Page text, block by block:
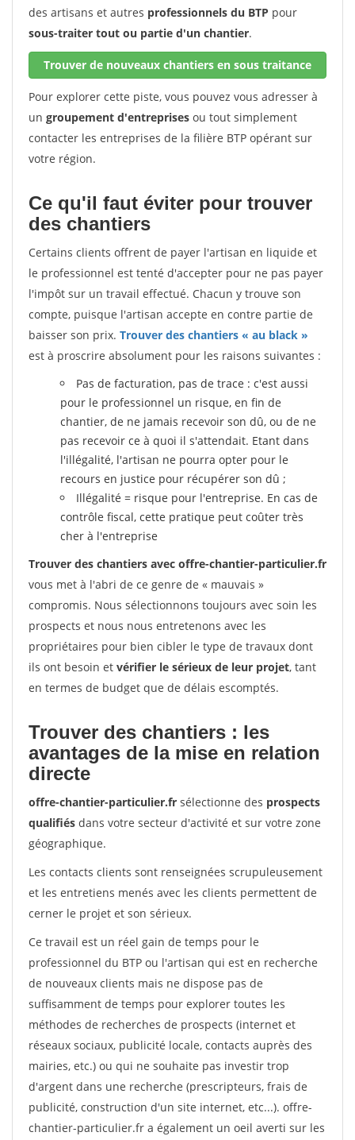
des artisans et autres professionnels du BTP pour
sous-traiter tout ou partie d'un chantier.
Trouver de nouveaux chantiers en sous traitance
Pour explorer cette piste, vous pouvez vous adresser à
un groupement d'entreprises ou tout simplement
contacter les entreprises de la filière BTP opérant sur
votre région.
Ce qu'il faut éviter pour trouver
des chantiers
Certains clients offrent de payer l'artisan en liquide et
le professionnel est tenté d'accepter pour ne pas payer
l'impôt sur un travail effectué. Chacun y trouve son
compte, puisque l'artisan accepte en contre partie de
baisser son prix. Trouver des chantiers « au black »
est à proscrire absolument pour les raisons suivantes :
Pas de facturation, pas de trace : c'est aussi
pour le professionnel un risque, en fin de
chantier, de ne jamais recevoir son dû, ou de ne
pas recevoir ce à quoi il s'attendait. Etant dans
l'illégalité, l'artisan ne pourra opter pour le
recours en justice pour récupérer son dû ;
Illégalité = risque pour l'entreprise. En cas de
contrôle fiscal, cette pratique peut coûter très
cher à l'entreprise
Trouver des chantiers avec offre-chantier-particulier.fr
vous met à l'abri de ce genre de « mauvais »
compromis. Nous sélectionnons toujours avec soin les
prospects et nous nous entretenons avec les
propriétaires pour bien cibler le type de travaux dont
ils ont besoin et vérifier le sérieux de leur projet, tant
en termes de budget que de délais escomptés.
Trouver des chantiers : les
avantages de la mise en relation
directe
offre-chantier-particulier.fr sélectionne des prospects
qualifiés dans votre secteur d'activité et sur votre zone
géographique.
Les contacts clients sont renseignées scrupuleusement
et les entretiens menés avec les clients permettent de
cerner le projet et son sérieux.
Ce travail est un réel gain de temps pour le
professionnel du BTP ou l'artisan qui est en recherche
de nouveaux clients mais ne dispose pas de
suffisamment de temps pour explorer toutes les
méthodes de recherches de prospects (internet et
réseaux sociaux, publicité locale, contacts auprès des
mairies, etc.) ou qui ne souhaite pas investir trop
d'argent dans une recherche (prescripteurs, frais de
publicité, construction d'un site internet, etc...). offre-
chantier-particulier.fr a également un oeil averti sur les